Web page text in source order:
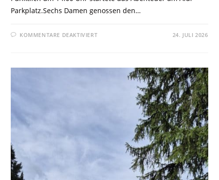
Parkplatz.Sechs Damen genossen den…
KOMMENTARE DEAKTIVIERT 24. JULI 2026